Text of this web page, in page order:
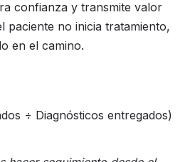
confianza y transmite valor
paciente no inicia tratamiento,
en el camino.
÷ Diagnósticos entregados)